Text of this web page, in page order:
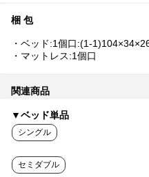
梱 包
・ベッド:1個口:(1-
・マットレス:1個口
関連商品
▼ベッド単品
シングル
セミダブル